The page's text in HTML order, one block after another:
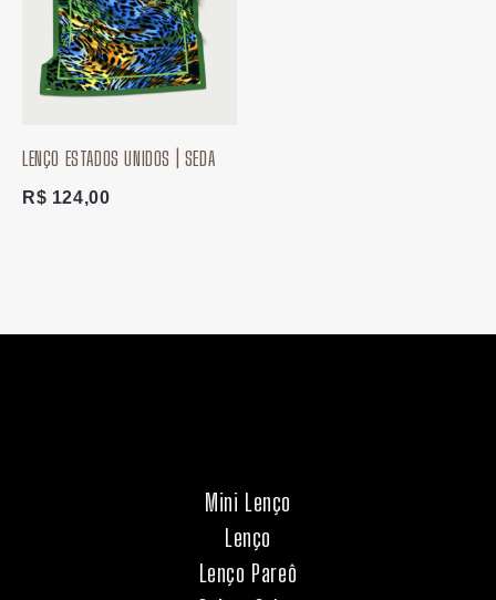
LENÇO ESTADOS UNIDOS | SEDA
R$ 124,00
Mini Lenço
Lenço
Lenço Pareô